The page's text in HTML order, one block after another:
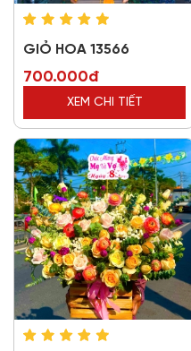
GIỎ HOA 13566
700.000đ
XEM CHI TIẾT